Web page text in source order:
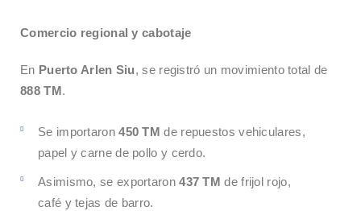
Comercio regional y cabotaje
En Puerto Arlen Siu, se registró un movimiento total de
888 TM.
Se importaron450 TM de repuestos vehiculares,
papel y carne de pollo y cerdo.
Asimismo, se exportaron437 TM de frijol rojo,
café y tejas de barro.